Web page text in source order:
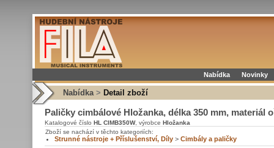
Nabídka Novinky
Nabídka > Detail zboží
Paličky cimbálové Hložanka, délka 350 mm, materiál
Katalogové číslo HL CIMB350W, výrobce Hložanka
Zboží se nachází v těchto kategoriích:
Strunné nástroje + Příslušenství, Díly > Cimbály a paličky